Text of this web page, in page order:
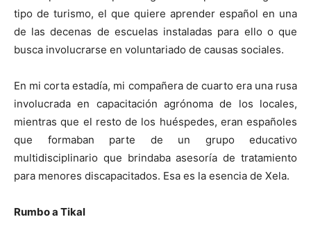
tipo de turismo, el que quiere aprender español en una
de las decenas de escuelas instaladas para ello o que
busca involucrarse en voluntariado de causas sociales.
En mi corta estadía, mi compañera de cuarto era una rusa
involucrada en capacitación agrónoma de los locales,
mientras que el resto de los huéspedes, eran españoles
que formaban parte de un grupo educativo
multidisciplinario que brindaba asesoría de tratamiento
para menores discapacitados. Esa es la esencia de Xela.
Rumbo a Tikal